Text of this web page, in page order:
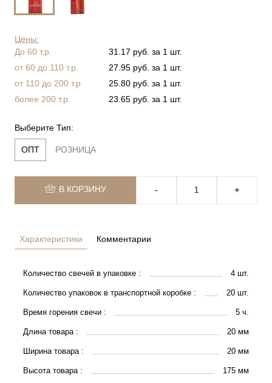
Цены:
До 60 т.р.
31.17 руб. за 1 шт.
от 60 до 110 т.р.
27.95 руб. за 1 шт.
от 110 до 200 т.р
25.80 руб. за 1 шт.
более 200 т.р.
23.65 руб. за 1 шт.
Выберите Тип:
ОПТ РОЗНИЦА
В КОРЗИНУ ‐ +
Характеристики
Количество свечей в упаковке : 4 шт.
Количество упаковок в транспортной коробке : 20 шт.
Время горения свечи : 5 ч.
Длина товара : 20 мм
Ширина товара : 20 мм
Высота товара : 175 мм
Комментарии